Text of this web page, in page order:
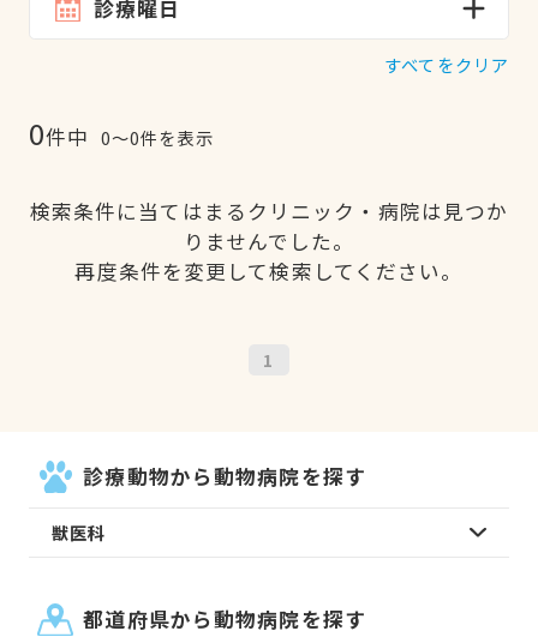
診療曜日
すべてをクリア
0件中 0〜0件を表示
検索条件に当てはまるクリニック・病院は見つか
りませんでした。
再度条件を変更して検索してください。
1
診療動物から動物病院を探す
獣医科
都道府県から動物病院を探す